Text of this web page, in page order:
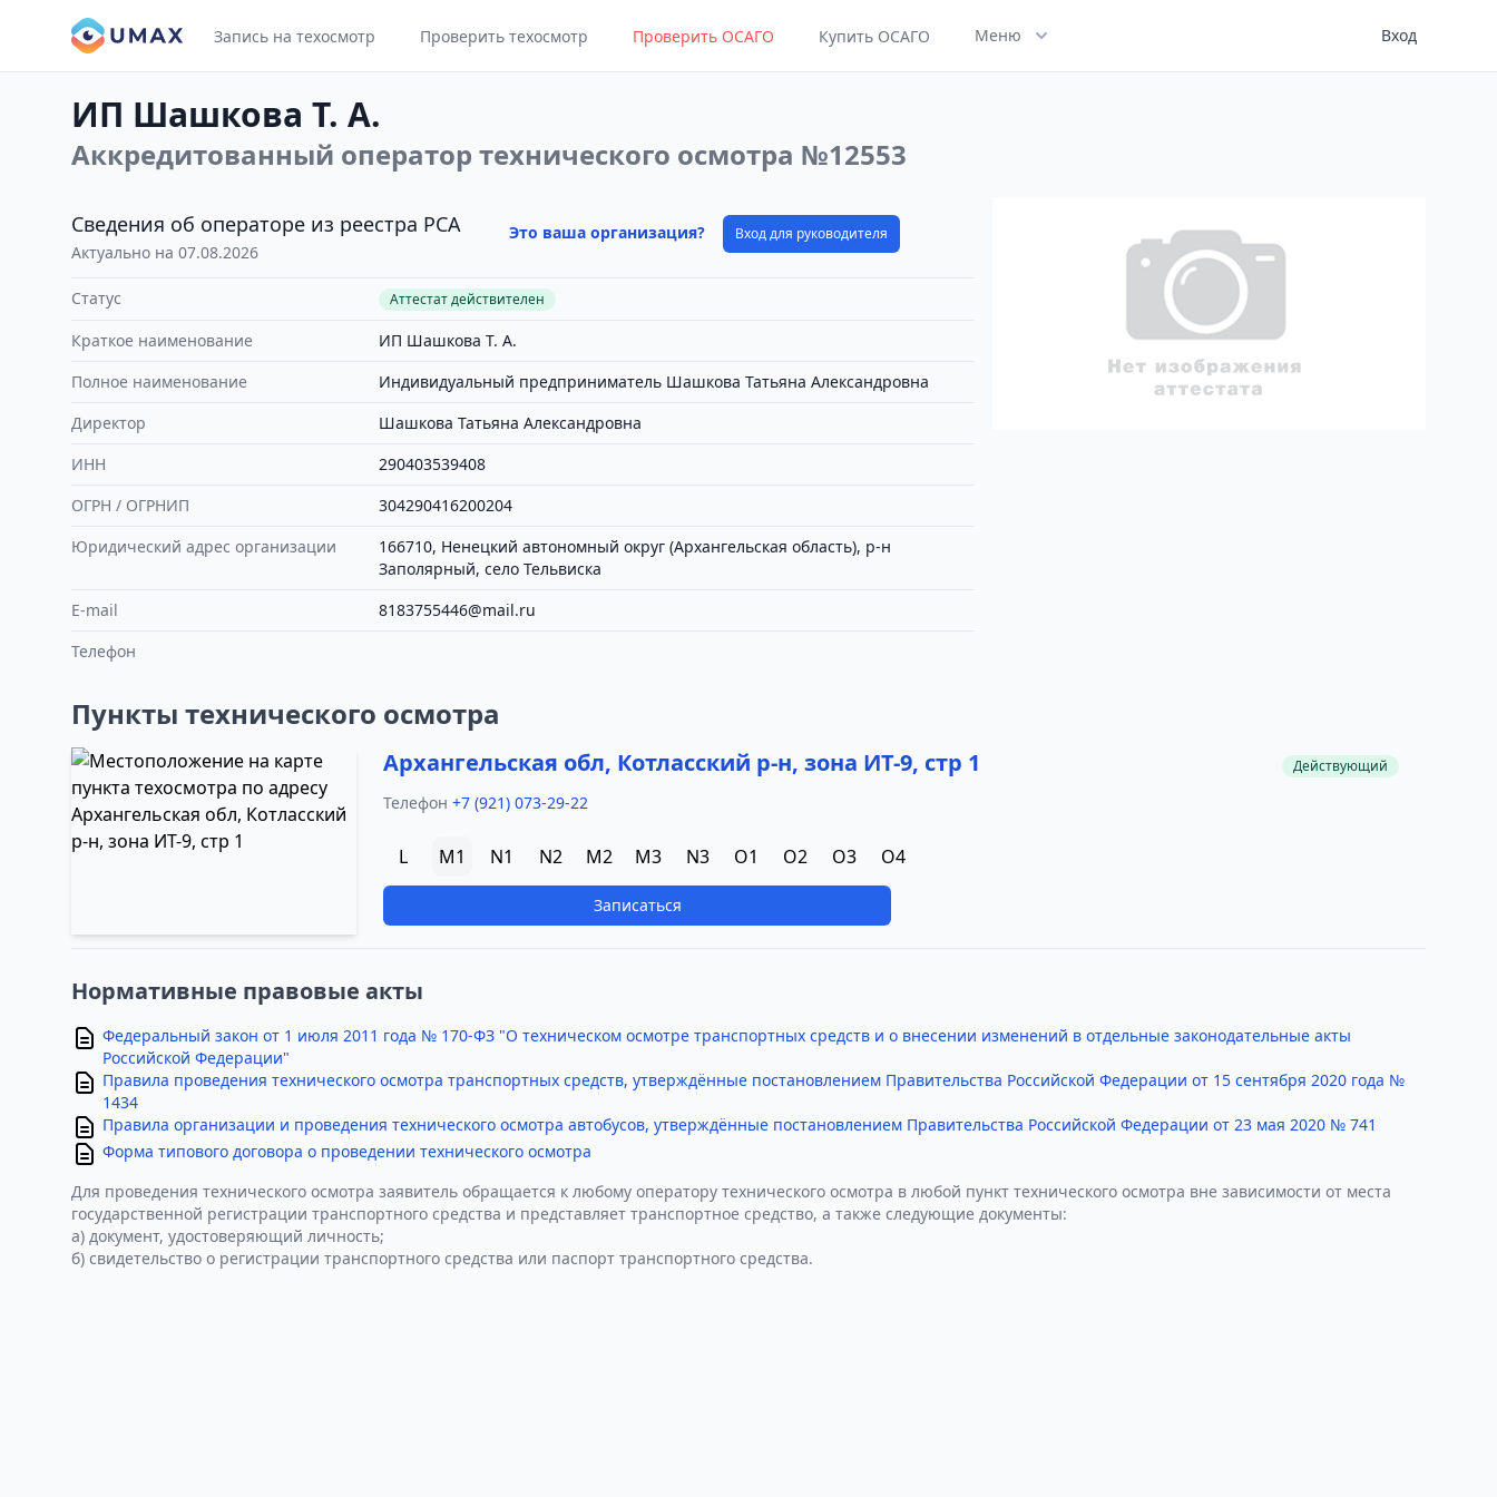
Запись на техосмотр Проверить техосмотр Проверить ОСАГО Купить ОСАГО Меню Вход
ИП Шашкова Т. А.
Аккредитованный оператор технического осмотра №12553
Сведения об операторе из реестра РСА
Актуально на 07.08.2026
Это ваша организация? Вход для руководителя
Статус Аттестат действителен
Краткое наименование
ИП Шашкова Т. А.
Полное наименование
Индивидуальный предприниматель Шашкова Татьяна Александровна
Директор
Шашкова Татьяна Александровна
ИНН
290403539408
ОГРН / ОГРНИП
304290416200204
Юридический адрес организации
166710, Ненецкий автономный округ (Архангельская область), р-н
Заполярный, село Тельвиска
E-mail
8183755446@mail.ru
Телефон
Пункты технического осмотра
Архангельская обл, Котласский р-н, зона ИТ-9, стр 1 Действующий
Телефон +7 (921) 073-29-22
L M1 N1 N2 M2 M3 N3 O1 O2 O3 O4
Записаться
Нормативные правовые акты
Федеральный закон от 1 июля 2011 года № 170-ФЗ "О техническом осмотре транспортных средств и о внесении изменений в отдельные законодательные акты
Российской Федерации"
Правила проведения технического осмотра транспортных средств, утверждённые постановлением Правительства Российской Федерации от 15 сентября 2020 года №
1434
Правила организации и проведения технического осмотра автобусов, утверждённые постановлением Правительства Российской Федерации от 23 мая 2020 № 741
Форма типового договора о проведении технического осмотра
Для проведения технического осмотра заявитель обращается к любому оператору технического осмотра в любой пункт технического осмотра вне зависимости от места
государственной регистрации транспортного средства и представляет транспортное средство, а также следующие документы:
а) документ, удостоверяющий личность;
б) свидетельство о регистрации транспортного средства или паспорт транспортного средства.